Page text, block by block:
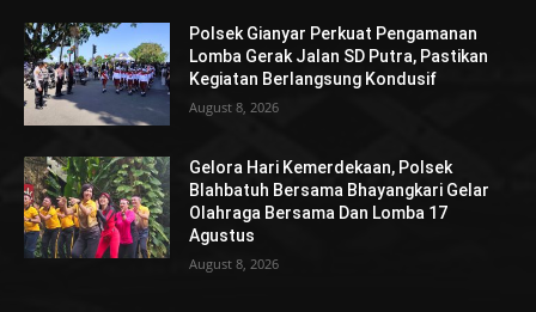
Polsek Gianyar Perkuat Pengamanan
Lomba Gerak Jalan SD Putra, Pastikan
Kegiatan Berlangsung Kondusif
August 8, 2026
Gelora Hari Kemerdekaan, Polsek
Blahbatuh Bersama Bhayangkari Gelar
Olahraga Bersama Dan Lomba 17
Agustus
August 8, 2026